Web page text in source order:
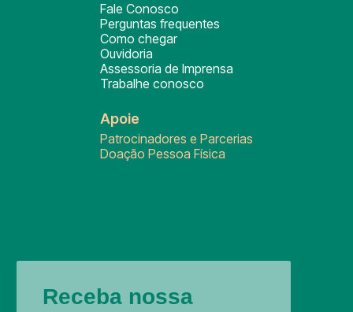
Fale Conosco
Perguntas frequentes
Como chegar
Ouvidoria
Assessoria de Imprensa
Trabalhe conosco
Apoie
Patrocinadores e Parcerias
Doação Pessoa Física